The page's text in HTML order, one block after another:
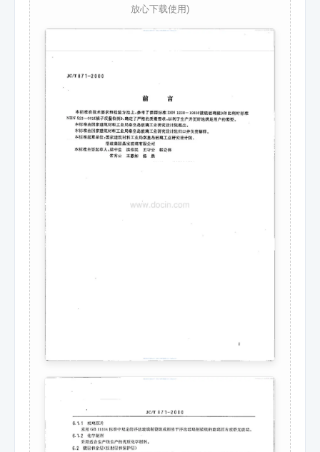
放心下载使用)